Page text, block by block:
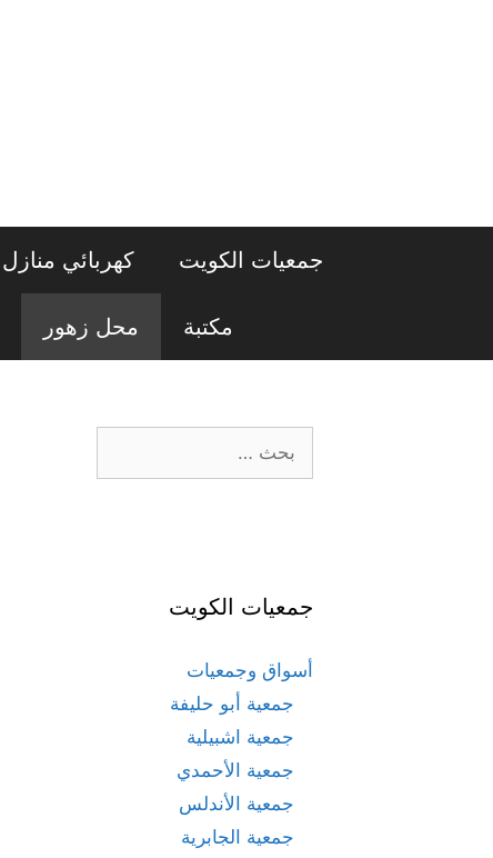
جمعيات الكويت كهربائي منازل
مكتبة محل زهور
عن:
جمعيات الكويت
أسواق وجمعيات
جمعية أبو حليفة
جمعية اشبيلية
جمعية الأحمدي
جمعية الأندلس
جمعية الجابرية